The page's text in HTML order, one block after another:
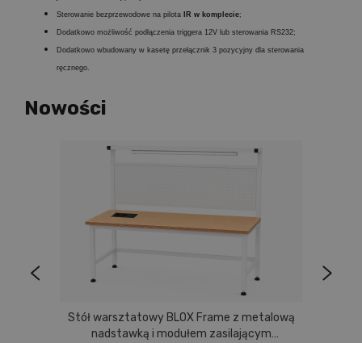
Sterowanie bezprzewodowe na pilota IR w komplecie;
Dodatkowo możliwość podłączenia triggera 12V lub sterowania RS232;
Dodatkowo wbudowany w kasetę przełącznik 3 pozycyjny dla sterowania
ręcznego.
Nowości
Stół warsztatowy BLOX Frame z metalową
nadstawką i modułem zasilającym